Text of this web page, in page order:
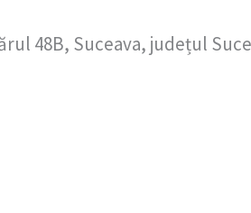
48B, Suceava, județul